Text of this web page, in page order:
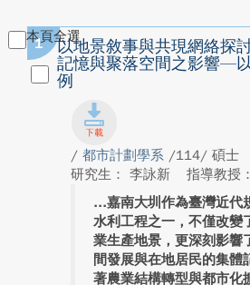
本頁全選
1
以地景敘事與共現網絡探
記憶與聚落空間之影響—
例
/ 都市計劃學系 /114/ 碩士
研究生： 李詠新
指導教授：
嘉南大圳作為臺灣近代
水利工程之一，不僅改變
業生產地景，更深刻影響
間發展與在地居民的集體
著農業結構轉型與都市化